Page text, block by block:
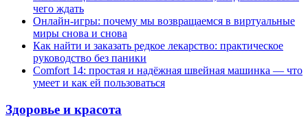
чего ждать
Онлайн-игры: почему мы возвращаемся в виртуальные
миры снова и снова
Как найти и заказать редкое лекарство: практическое
руководство без паники
Comfort 14: простая и надёжная швейная машинка — что
умеет и как ей пользоваться
Здоровье и красота